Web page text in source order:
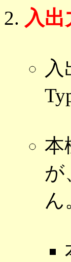
入
本
が
ん